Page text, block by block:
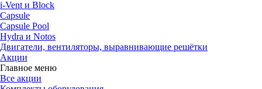
i-Vent и Block
Capsule
Capsule Pool
Hydra и Notos
Двигатели, вентиляторы, выравнивающие решётки
Акции
Главное меню
Все акции